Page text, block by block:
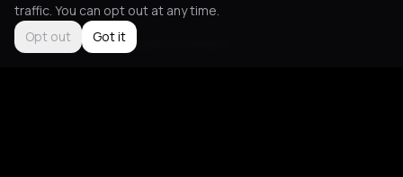
Not feeling it? All events in Athens
traffic. You can opt out at any time.
Opt out
Got it